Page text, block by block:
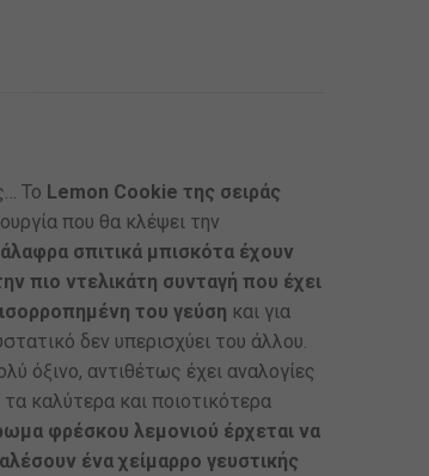
Το Lemon Cookie της σειράς
που θα κλέψει την
σπιτικά μπισκότα έχουν
πιο ντελικάτη συνταγή που έχει
του γεύση και για
δεν υπερισχύει του άλλου.
όξινο, αντιθέτως έχει αναλογίες
καλύτερα και ποιοτικότερα
φρέσκου λεμονιού έρχεται να
ένα χείμαρρο γευστικής